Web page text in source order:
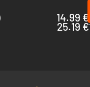
14.99 €
25.19 €